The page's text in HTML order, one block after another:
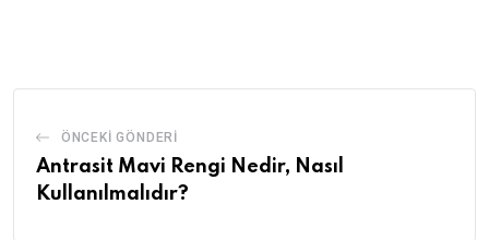
ÖNCEKI GÖNDERI
Antrasit Mavi Rengi Nedir, Nasıl
Kullanılmalıdır?